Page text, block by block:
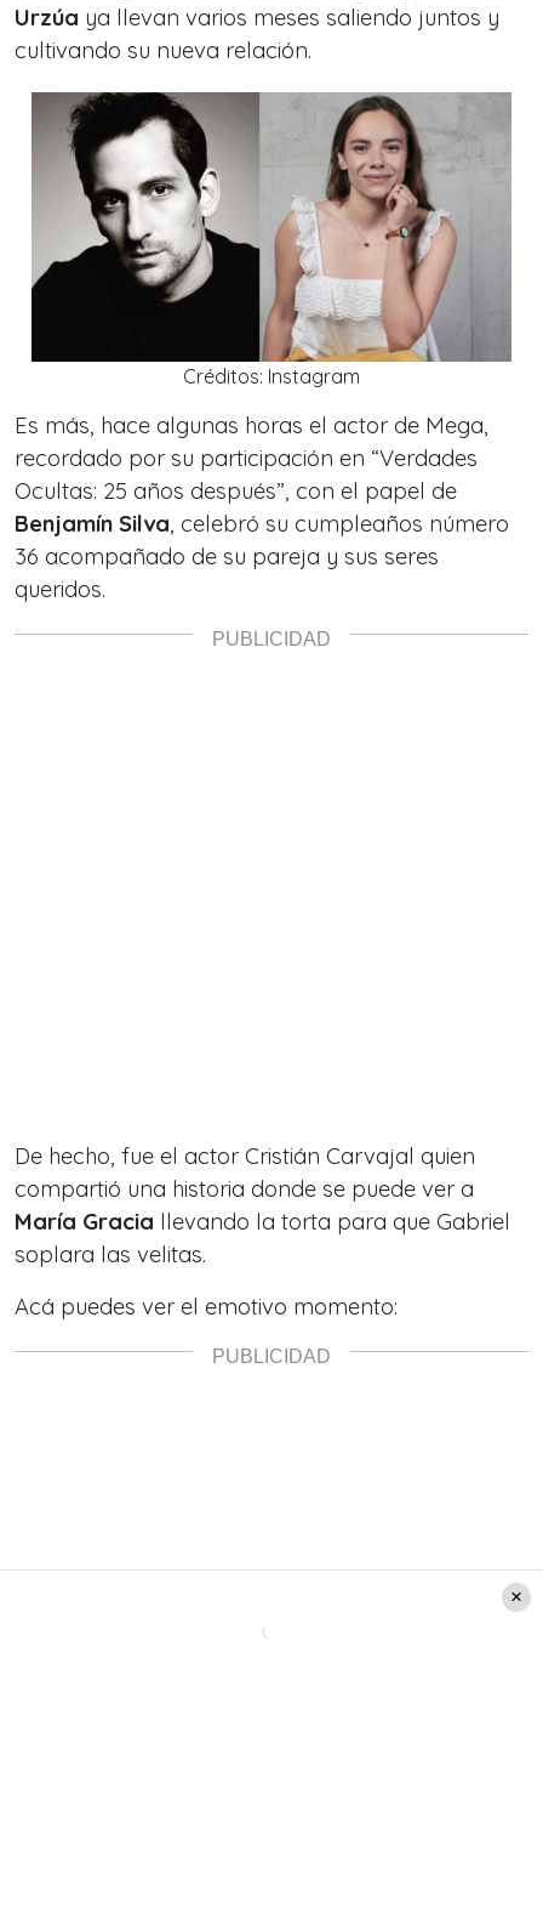
Urzúa ya llevan varios meses saliendo juntos y
cultivando su nueva relación.
Créditos: Instagram
Es más, hace algunas horas el actor de Mega,
recordado por su participación en “Verdades
Ocultas: 25 años después”, con el papel de
Benjamín Silva, celebró su cumpleaños número
36 acompañado de su pareja y sus seres
queridos.
De hecho, fue el actor Cristián Carvajal quien
compartió una historia donde se puede ver a
María Gracia llevando la torta para que Gabriel
soplara las velitas.
Acá puedes ver el emotivo momento: